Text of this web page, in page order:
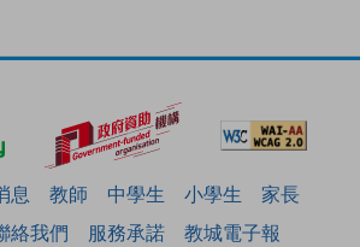
息 教師 中學生 小學生
家長
絡我們 服務承諾 教城電子報